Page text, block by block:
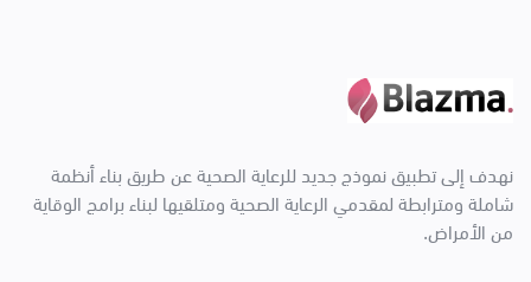
نهدف إلى تطبيق نموذج جديد للرعاية الصحية عن طريق بناء أنظمة
شاملة ومترابطة لمقدمي الرعاية الصحية ومتلقيها لبناء برامج الوقاية
من الأمراض.